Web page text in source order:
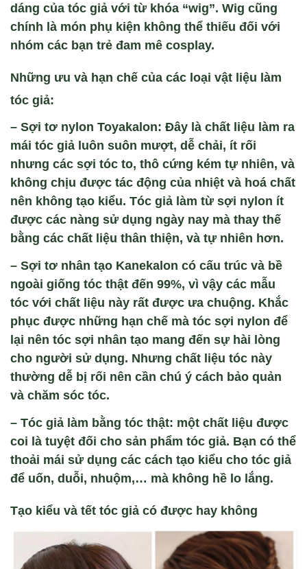
dáng của tóc giả với từ khóa “wig”. Wig cũng
chính là món phụ kiện không thể thiếu đối với
nhóm các bạn trẻ đam mê cosplay.
Những ưu và hạn chế của các loại vật liệu làm
tóc giả:
– Sợi tơ nylon Toyakalon: Đây là chất liệu làm ra
mái tóc giả luôn suôn mượt, dễ chải, ít rối
nhưng các sợi tóc to, thô cứng kém tự nhiên, và
không chịu được tác động của nhiệt và hoá chất
nên không tạo kiểu. Tóc giả làm từ sợi nylon ít
được các nàng sử dụng ngày nay mà thay thế
bằng các chất liệu thân thiện, và tự nhiên hơn.
– Sợi tơ nhân tạo Kanekalon có cấu trúc và bề
ngoài giống tóc thật đến 99%, vì vậy các mẫu
tóc với chất liệu này rất được ưa chuộng. Khắc
phục được những hạn chế mà tóc sợi nylon để
lại nên tóc sợi nhân tạo mang đến sự hài lòng
cho người sử dụng. Nhưng chất liệu tóc này
thường dễ bị rối nên cần chú ý cách bảo quản
và chăm sóc tóc.
– Tóc giả làm bằng tóc thật: một chất liệu được
coi là tuyệt đối cho sản phẩm tóc giả. Bạn có thể
thoải mái sử dụng các cách tạo kiểu cho tóc giả
để uốn, duỗi, nhuộm,… mà không hề lo lắng.
Tạo kiểu và tết tóc giả có được hay không